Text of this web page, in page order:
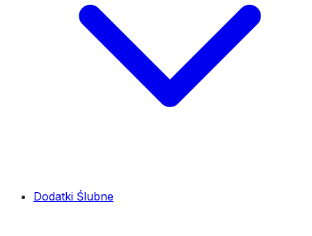
Dodatki Ślubne